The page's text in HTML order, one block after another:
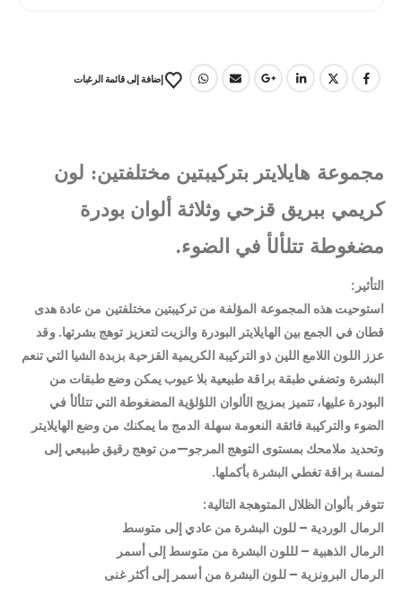
إضافة إلى قائمة الرغبات
مجموعة هايلايتر بتركيبتين مختلفتين: لون
كريمي ببريق قزحي وثلاثة ألوان بودرة
مضغوطة تتلألأ في الضوء.
التأثير:
استوحيت هذه المجموعة المؤلفة من تركيبتين مختلفتين من عادة هدى
قطان في الجمع بين الهايلايتر البودرة والزيت لتعزيز توهج بشرتها. وقد
عزز اللون اللامع اللين ذو التركيبة الكريمية القزحية بزبدة الشيا التي تنعم
البشرة وتضفي طبقة براقة طبيعية بلا عيوب يمكن وضع طبقات من
البودرة عليها، تتميز بمزيج الألوان اللؤلؤية المضغوطة التي تتلألأ في
الضوء والتركيبة فائقة النعومة سهلة الدمج ما يمكنك من وضع الهايلايتر
وتحديد ملامحك بمستوى التوهج المرجو—من توهج رقيق طبيعي إلى
لمسة براقة تغطي البشرة بأكملها.
تتوفر بألوان الظلال المتوهجة التالية:
الرمال الوردية – للون البشرة من عادي إلى متوسط
الرمال الذهبية – لللون البشرة من متوسط إلى أسمر
الرمال البرونزية – للون البشرة من أسمر إلى أكثر غنى